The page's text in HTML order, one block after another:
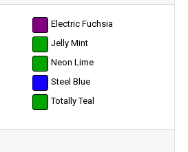
Electric Fuchsia
Jelly Mint
Neon Lime
Steel Blue
Totally Teal